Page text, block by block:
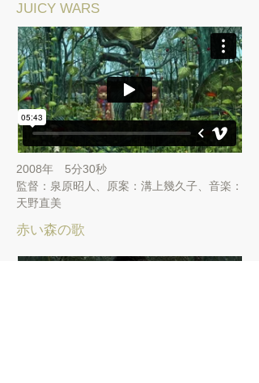
JUICY WARS
2008年 5分30秒
​監督：泉原昭人、原案：溝上幾久子、音楽：
天野直美
赤い森の歌